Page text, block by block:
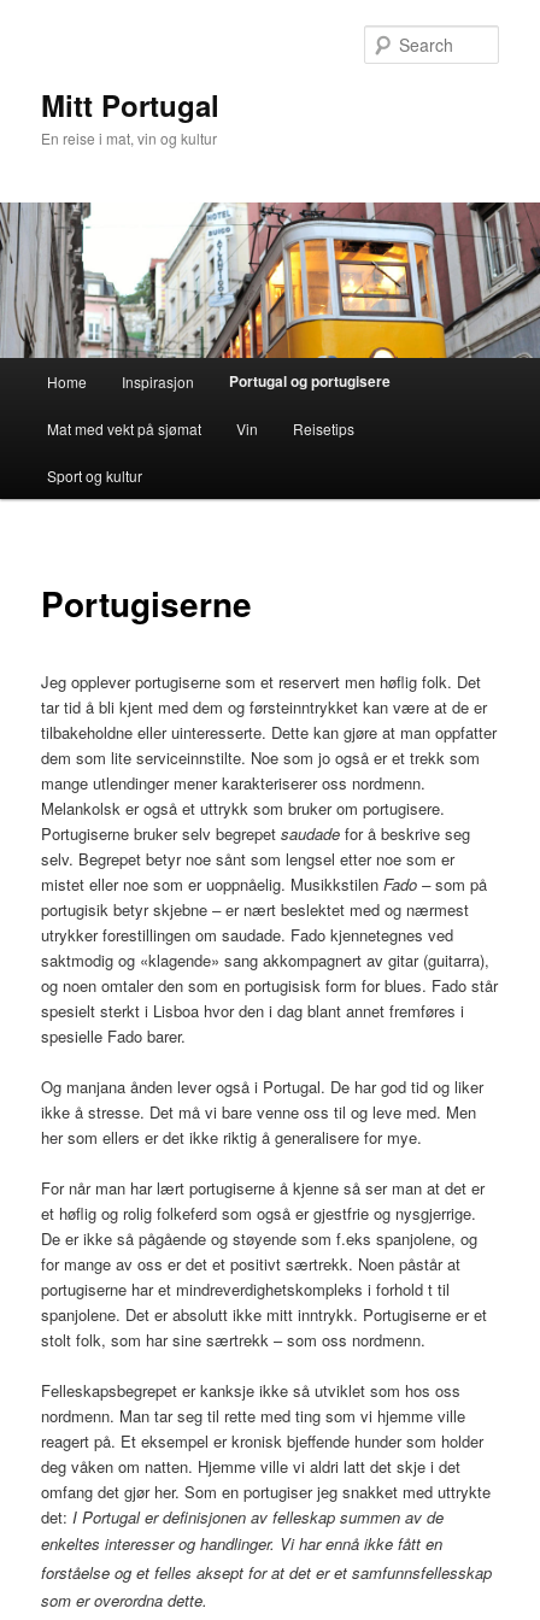
Mitt Portugal
En reise i mat, vin og kultur
Home Inspirasjon Portugal og portugisere
Mat med vekt på sjømat Vin Reisetips
Sport og kultur
Portugiserne
Jeg opplever portugiserne som et reservert men høflig folk. Det
tar tid å bli kjent med dem og førsteinntrykket kan være at de er
tilbakeholdne eller uinteresserte. Dette kan gjøre at man oppfatter
dem som lite serviceinnstilte. Noe som jo også er et trekk som
mange utlendinger mener karakteriserer oss nordmenn.
Melankolsk er også et uttrykk som bruker om portugisere.
Portugiserne bruker selv begrepetsaudade for å beskrive seg
selv. Begrepet betyr noe sånt som lengsel etter noe som er
mistet eller noe som er uoppnåelig. MusikkstilenFado –som på
portugisik betyr skjebne –er nært beslektet med og nærmest
utrykker forestillingen om saudade. Fado kjennetegnes ved
saktmodig og «klagende» sang akkompagnert av gitar (guitarra),
og noen omtaler den som en portugisisk form for blues. Fado står
spesielt sterkt i Lisboa hvor den i dag blant annet fremføres i
spesielle Fado barer.
Og manjana ånden lever også i Portugal. De har god tid og liker
ikke å stresse. Det må vi bare venne oss til og leve med. Men
her som ellers er det ikke riktig å generalisere for mye.
For når man har lært portugiserne å kjenne så ser man at det er
et høflig og rolig folkeferd som også er gjestfrie og nysgjerrige.
De er ikke så pågående og støyende som f.eks spanjolene, og
for mange av oss er det et positivt særtrekk. Noen påstår at
portugiserne har et mindreverdighetskompleks i forhold t til
spanjolene. Det er absolutt ikke mitt inntrykk. Portugiserne er et
stolt folk, som har sine særtrekk – som oss nordmenn.
Felleskapsbegrepet er kanksje ikke så utviklet som hos oss
nordmenn. Man tar seg til rette med ting som vi hjemme ville
reagert på. Et eksempel er kronisk bjeffende hunder som holder
deg våken om natten. Hjemme ville vi aldri latt det skje i det
omfang det gjør her. Som en portugiser jeg snakket med uttrykte
det:I Portugal er definisjonen av felleskap summen av de
enkeltes interesser og handlinger. Vi har ennå ikke fåtten
forståelse oget felles aksept for at det er et samfunnsfellesskap
som er overordna dette.